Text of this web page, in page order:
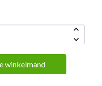
winkelmand